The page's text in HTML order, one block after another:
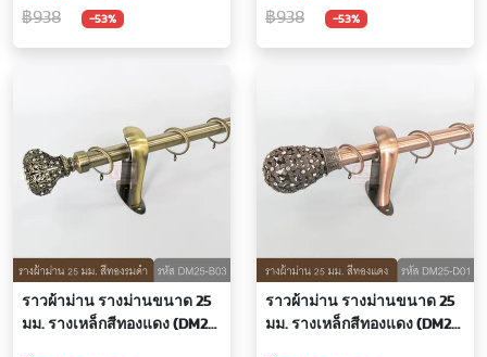
฿938 -53% ฿938 -53%
ราวผ้าม่าน รางม่านขนาด 25
มม. รางเหล็กสีทองแดง (DM25-
ราวผ้าม่าน รางม่านขนาด 25
มม. รางเหล็กสีทองแดง (DM25-